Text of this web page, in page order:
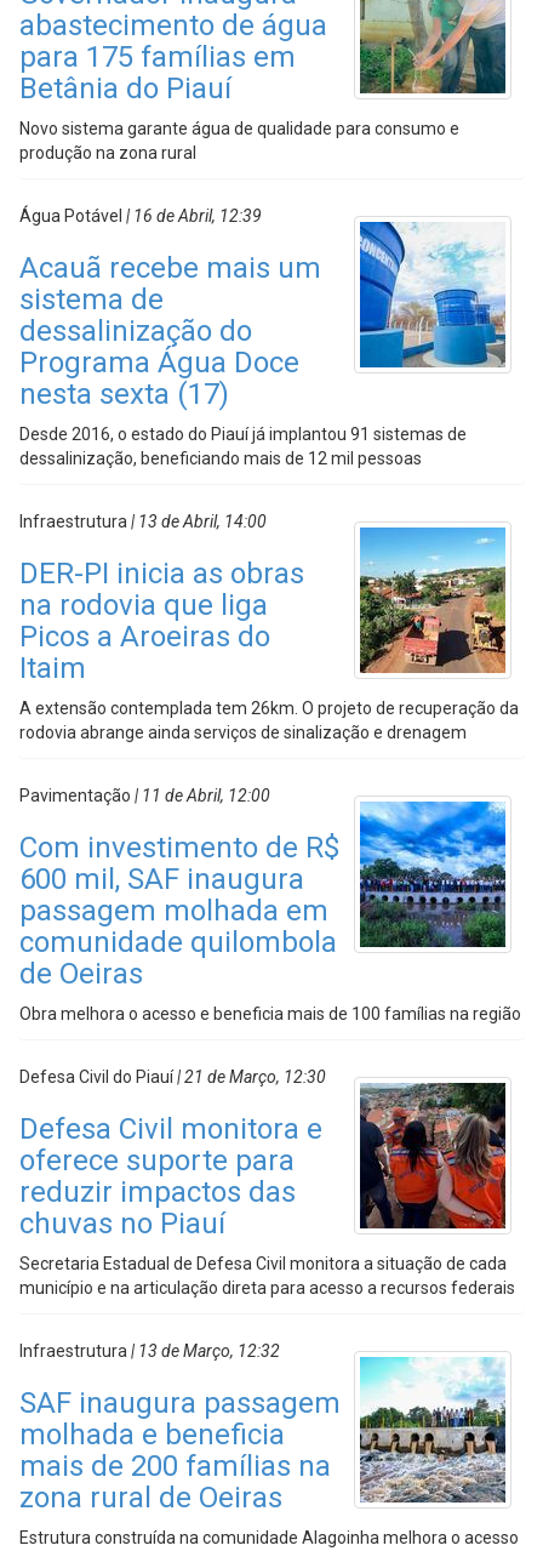
abastecimento de água
para 175 famílias em
Betânia do Piauí
Novo sistema garante água de qualidade para consumo e
produção na zona rural
Água Potável | 16 de Abril, 12:39
Acauã recebe mais um
sistema de
dessalinização do
Programa Água Doce
nesta sexta (17)
Desde 2016, o estado do Piauí já implantou 91 sistemas de
dessalinização, beneficiando mais de 12 mil pessoas
Infraestrutura | 13 de Abril, 14:00
DER-PI inicia as obras
na rodovia que liga
Picos a Aroeiras do
Itaim
A extensão contemplada tem 26km. O projeto de recuperação da
rodovia abrange ainda serviços de sinalização e drenagem
Pavimentação | 11 de Abril, 12:00
Com investimento de R$
600 mil, SAF inaugura
passagem molhada em
comunidade quilombola
de Oeiras
Obra melhora o acesso e beneficia mais de 100 famílias na região
Defesa Civil do Piauí| 21 de Março, 12:30
Defesa Civil monitora e
oferece suporte para
reduzir impactos das
chuvas no Piauí
Secretaria Estadual de Defesa Civil monitora a situação de cada
município e na articulação direta para acesso a recursos federais
Infraestrutura | 13 de Março, 12:32
SAF inaugura passagem
molhada e beneficia
mais de 200 famílias na
zona rural de Oeiras
Estrutura construída na comunidade Alagoinha melhora o acesso